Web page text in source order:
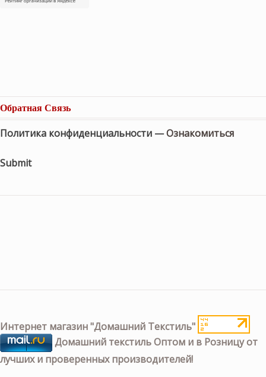
Обратная Связь
Политика конфиденциальности —Ознакомиться
Submit
Интернет магазин "Домашний Текстиль"
Домашний текстиль Оптом и в Розницу от
лучших и проверенных производителей!